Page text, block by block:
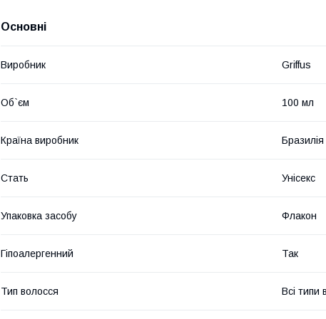
Основні
Виробник Griffus
Об`єм 100 мл
Країна виробник Бразилія
Стать Унісекс
Упаковка засобу Флакон
Гіпоалергенний Так
Тип волосся Всі типи